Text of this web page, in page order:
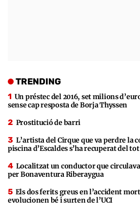
TRENDING
Un préstec del 2016, set milions
sense cap resposta de Borja Thyssen
Prostitució de barri
L’artista del Cirque que va perdre la
piscina d’Escaldes s’ha recuperat del tot
Localitzat un conductor que
per Bonaventura Riberaygua
Els dos ferits greus en l’accident
evolucionen bé i surten de l’UCI